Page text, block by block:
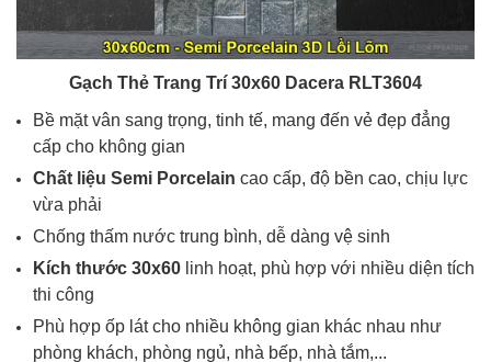
Gạch Thẻ Trang Trí 30x60 Dacera RLT3604
Bề mặtvân sang trọng, tinh tế, mang đến vẻ đẹp đẳng
cấp cho không gian
Chất liệu Semi Porcelain cao cấp, độ bền cao, chịu lực
vừa phải
Chống thấm nước trung bình, dễ dàng vệ sinh
Kích thước 30x60 linh hoạt, phù hợp với nhiều diện tích
thi công
Phù hợp ốp lát cho nhiều không gian khác nhau như
phòng khách, phòng ngủ, nhà bếp, nhà tắm,...